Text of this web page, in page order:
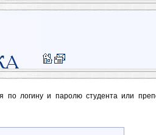
по логину и паролю студента или